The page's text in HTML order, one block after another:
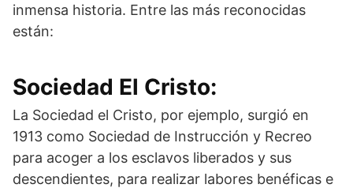
inmensa historia. Entre las más reconocidas
están:
Sociedad El Cristo:
La Sociedad el Cristo, por ejemplo, surgió en
1913 como Sociedad de Instrucción y Recreo
para acoger a los esclavos liberados y sus
descendientes, para realizar labores benéficas e